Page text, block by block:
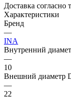
Доставка
Характеристики
Бренд
—
INA
Внутренний
—
10
Внешний диаметр
—
22